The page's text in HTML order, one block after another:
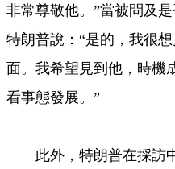
非常尊敬他。”當被問及
特朗普說：“是的，我很
面。我希望見到他，時機
看事態發展。”
此外，特朗普在採訪中